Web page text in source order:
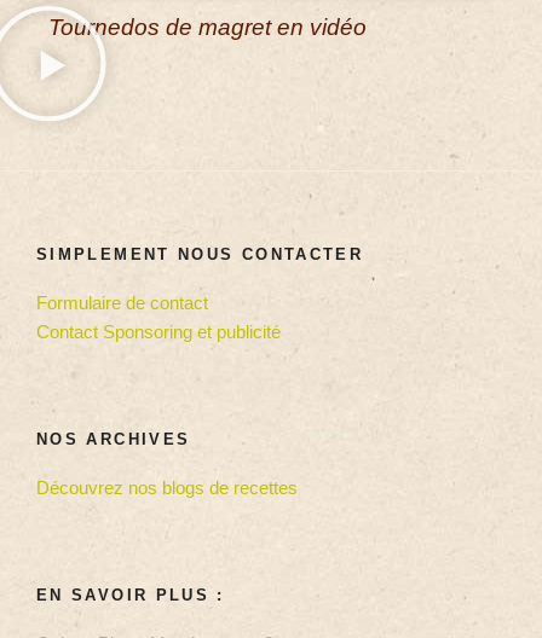
Tournedos de magret en vidéo
SIMPLEMENT NOUS CONTACTER
Formulaire de contact
Contact Sponsoring et publicité
NOS ARCHIVES
Découvrez nos blogs de recettes
EN SAVOIR PLUS :